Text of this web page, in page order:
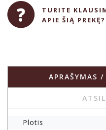
TURITE
APIE ŠIĄ PREKĘ?
APRAŠYMAS /
Plotis